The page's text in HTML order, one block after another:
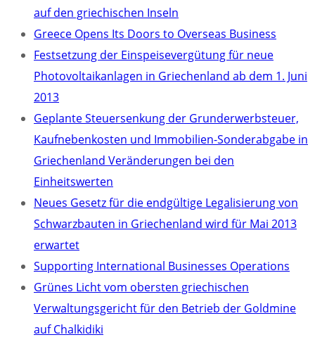
auf den griechischen Inseln
Greece Opens Its Doors to Overseas Business
Festsetzung der Einspeisevergütung für neue
Photovoltaikanlagen in Griechenland ab dem 1. Juni
2013
Geplante Steuersenkung der Grunderwerbsteuer,
Kaufnebenkosten und Immobilien-Sonderabgabe in
Griechenland Veränderungen bei den
Einheitswerten
Neues Gesetz für die endgültige Legalisierung von
Schwarzbauten in Griechenland wird für Mai 2013
erwartet
Supporting International Businesses Operations
Grünes Licht vom obersten griechischen
Verwaltungsgericht für den Betrieb der Goldmine
auf Chalkidiki